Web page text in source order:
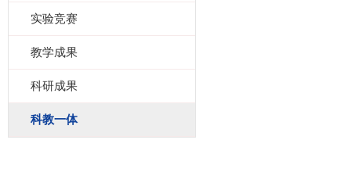
实验竞赛
教学成果
科研成果
科教一体